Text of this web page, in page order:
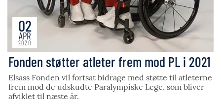
02
APR
2020
Fonden støtter atleter frem mod PL i 2021
Elsass Fonden vil fortsat bidrage med støtte til atleterne
frem mod de udskudte Paralympiske Lege, som bliver
afviklet til næste år.